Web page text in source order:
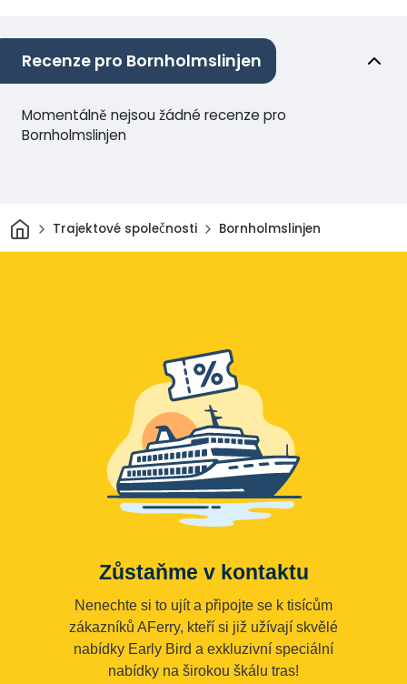
Recenze pro Bornholmslinjen
Momentálně nejsou žádné recenze pro
Bornholmslinjen
Domov
Trajektové společnosti Bornholmslinjen
Zůstaňme v kontaktu
Nenechte si to ujít a připojte se k tisícům
zákazníků AFerry, kteří si již užívají skvělé
nabídky Early Bird a exkluzivní speciální
nabídky na širokou škálu tras!